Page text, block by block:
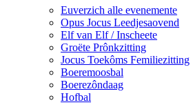
Euverzich alle evenemente
Opus Jocus Leedjesaovend
Elf van Elf / Inscheete
Groëte Prônkzitting
Jocus Toekôms Femiliezitting
Boeremoosbal
Boerezôndaag
Hofbal